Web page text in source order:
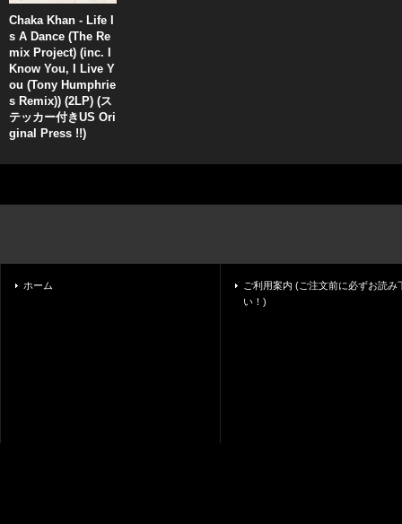
Chaka Khan - Life I
s A Dance (The Re
mix Project) (inc. I
Know You, I Live Y
ou (Tony Humphrie
s Remix)) (2LP) (ス
テッカー付きUS Ori
ginal Press !!)
ホーム
ご利用案内 (ご注文前に必ずお読み
い！)